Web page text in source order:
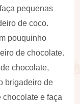
pequenas
de coco.
pouquinho
de chocolate.
chocolate,
brigadeiro de
chocolate e faça